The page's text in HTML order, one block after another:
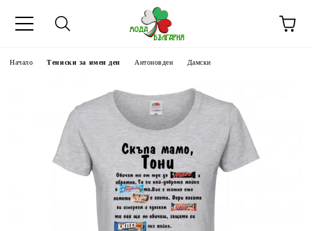
Начало Тениски за имен ден Антоновден Дамски